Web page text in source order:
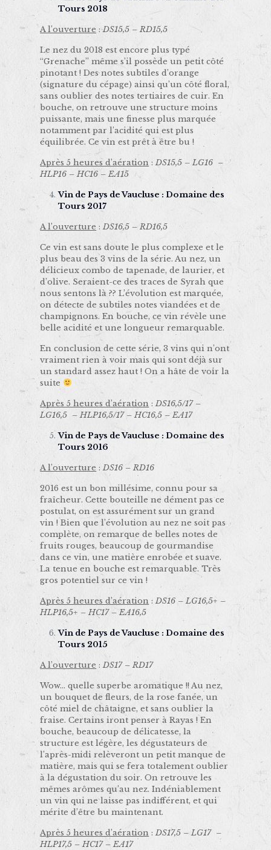
Tours 2018
A l’ouverture :DS15,5 – RD15,5
Le nez du 2018 est encore plus typé
“Grenache” même s’il possède un petit côté
pinotant ! Des notes subtiles d’orange
(signature du cépage) ainsi qu’un côté floral,
sans oublier des notes tertiaires de cuir. En
bouche, on retrouve une structure moins
puissante, mais une finesse plus marquée
notamment par l’acidité qui est plus
équilibrée. Ce vin est prêt à être bu !
Après 5 heures d’aération :DS15,5 – LG16 –
HLP16 – HC16 – EA15
Vin de Pays de Vaucluse : Domaine des
Tours 2017
A l’ouverture :DS16,5 – RD16,5
Ce vin est sans doute le plus complexe et le
plus beau des 3 vins de la série. Au nez, un
délicieux combo de tapenade, de laurier, et
d’olive. Seraient-ce des traces de Syrah que
nous sentons là ?? L’évolution est marquée,
on détecte de subtiles notes viandées et de
champignons. En bouche, ce vin révèle une
belle acidité et une longueur remarquable.
En conclusion de cette série, 3 vins qui n’ont
vraiment rien à voir mais qui sont déjà sur
un standard assez haut ! On a hâte de voir la
suite
Après 5 heures d’aération :DS16,5/17 –
LG16,5 – HLP16,5/17 – HC16,5 – EA17
Vin de Pays de Vaucluse : Domaine des
Tours 2016
A l’ouverture :DS16 – RD16
2016 est un bon millésime, connu pour sa
fraîcheur. Cette bouteille ne dément pas ce
postulat, on est assurément sur un grand
vin ! Bien que l’évolution au nez ne soit pas
complète, on remarque de belles notes de
fruits rouges, beaucoup de gourmandise
dans ce vin, une matière enrobée et suave.
La tenue en bouche est remarquable. Très
gros potentiel sur ce vin !
Après 5 heures d’aération :DS16 – LG16,5+ –
HLP16,5+ – HC17 – EA16,5
Vin de Pays de Vaucluse : Domaine des
Tours 2015
A l’ouverture :DS17 – RD17
Wow… quelle superbe aromatique !! Au nez,
un bouquet de fleurs, de la rose fanée, un
côté miel de châtaigne, et sans oublier la
fraise. Certains iront penser à Rayas ! En
bouche, beaucoup de délicatesse, la
structure est légère, les dégustateurs de
l’après-midi relèveront un petit manque de
matière, mais qui se fera totalement oublier
à la dégustation du soir. On retrouve les
mêmes arômes qu’au nez. Indéniablement
un vin qui ne laisse pas indifférent, et qui
mérite d’être bu maintenant.
Après 5 heures d’aération :DS17,5 – LG17 –
HLP17,5 – HC17 – EA17